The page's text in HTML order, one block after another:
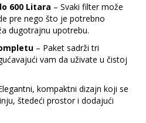
600 Litara – Svaki filter može
pre nego što je potrebno
dugotrajnu upotrebu.
– Paket sadrži tri
vam da uživate u čistoj
kompaktni dizajn koji se
štedeći prostor i dodajući